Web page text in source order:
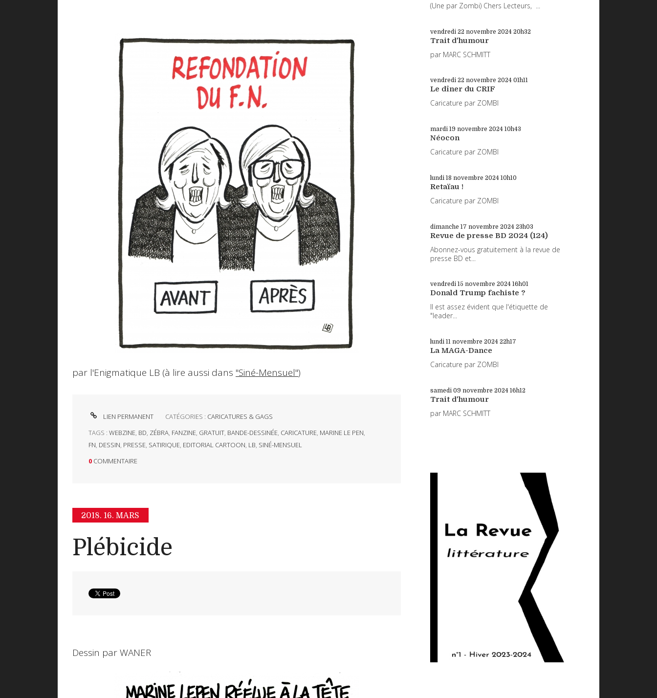
par l'Enigmatique LB (à lire aussi dans "Siné-Mensuel")
LIEN PERMANENT CATÉGORIES : CARICATURES & GAGS
TAGS : WEBZINE, BD, ZÉBRA, FANZINE, GRATUIT, BANDE-DESSINÉE, CARICATURE, MARINE LE PEN,
FN, DESSIN, PRESSE, SATIRIQUE, EDITORIAL CARTOON, LB, SINÉ-MENSUEL
0 COMMENTAIRE
2018. 16. MARS
Plébicide
Dessin par WANER
(Une par Zombi) Chers Lecteurs, ...
vendredi 22 novembre 2024 20h32
Trait d'humour
par MARC SCHMITT
vendredi 22 novembre 2024 01h11
Le dîner du CRIF
Caricature par ZOMBI
mardi 19 novembre 2024 10h43
Néocon
Caricature par ZOMBI
lundi 18 novembre 2024 10h10
Retaïau !
Caricature par ZOMBI
dimanche 17 novembre 2024 23h03
Revue de presse BD 2024 (124)
Abonnez-vous gratuitement à la revue de
presse BD et...
vendredi 15 novembre 2024 16h01
Donald Trump fachiste ?
Il est assez évident que l'étiquette de
"leader...
lundi 11 novembre 2024 22h17
La MAGA-Dance
Caricature par ZOMBI
samedi 09 novembre 2024 16h12
Trait d'humour
par MARC SCHMITT